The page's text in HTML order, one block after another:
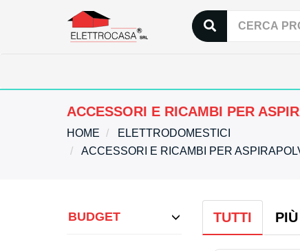
ACCESSORI E RICAMBI PER
HOME
ELETTRODOMESTICI
ACCESSORI E RICAMBI PER
BUDGET TUTTI